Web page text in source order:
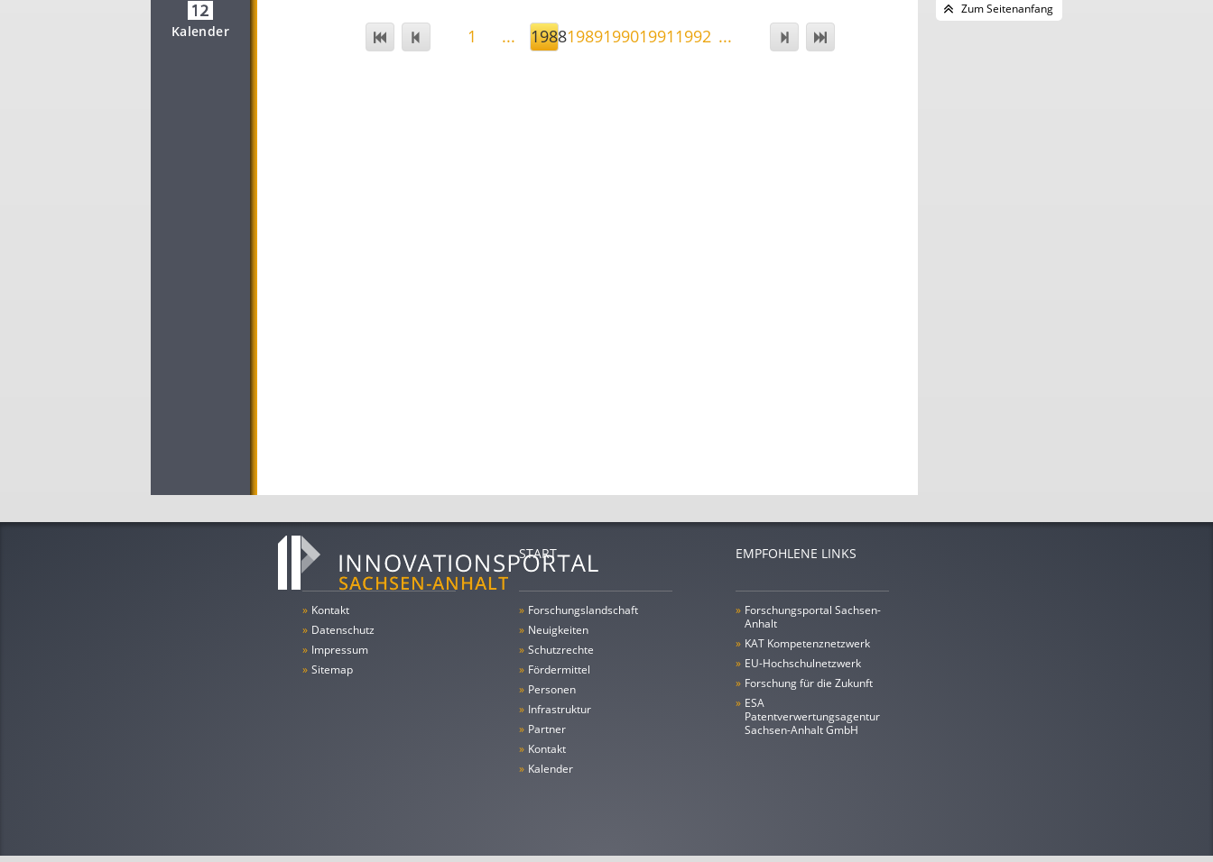
Kalender 1 ... 1988198919901991 1992 ...
Zum Seitenanfang
» Kontakt
» Datenschutz
» Impressum
» Sitemap
START
» Forschungs­landschaft
» Neuigkeiten
» Schutzrechte
» Fördermittel
» Personen
» Infrastruktur
» Partner
» Kontakt
» Kalender
EMPFOHLENE LINKS
» Forschungsportal Sachsen-
Anhalt
» KAT Kompetenznetzwerk
» EU-Hochschulnetzwerk
» Forschung für die Zukunft
» ESA
Patentverwertungsagentur
Sachsen-Anhalt GmbH